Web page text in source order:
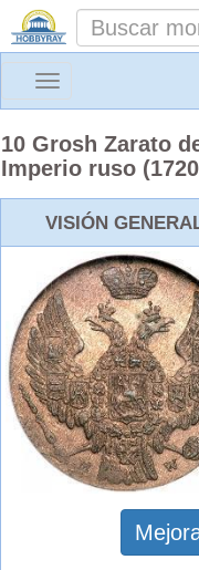
Toggle
10 Grosh Zarato
Imperio ruso
VISIÓN